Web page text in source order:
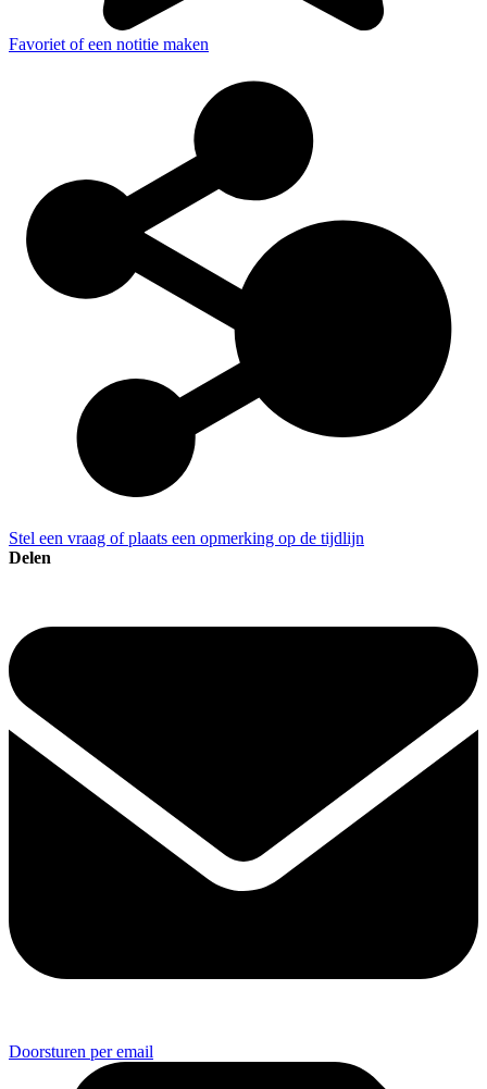
Favoriet of een notitie maken
Stel een vraag of plaats een opmerking op de tijdlijn
Delen
Doorsturen per email